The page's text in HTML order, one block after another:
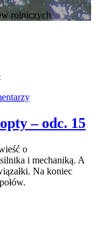
rolniczych
– odc. 15
o
i mechaniką. A
Na koniec